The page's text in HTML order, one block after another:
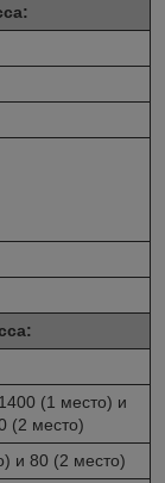
(1 место) и
(2 место)
и 80 (2 место)